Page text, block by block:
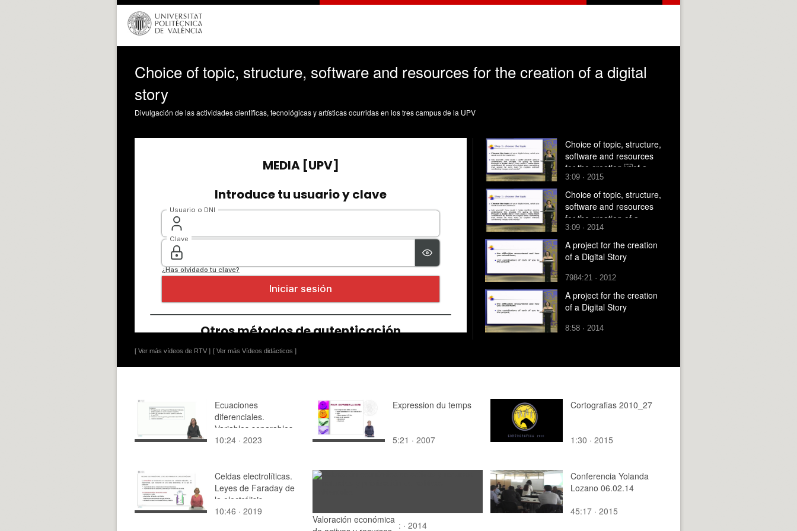
Choice of topic, structure, software and resources for the creation of a digital
story
Divulgación de las actividades científicas, tecnológicas y artísticas ocurridas en los tres campus de la UPV
[ Ver más vídeos de RTV ] [ Ver más Vídeos didácticos ]
Choice of topic, structure,
software and resources
for the creation of a
digital story
3:09 · 2015
Choice of topic, structure,
software and resources
for the creation of a
digital story
3:09 · 2014
A project for the creation
of a Digital Story
7984:21 · 2012
A project for the creation
of a Digital Story
8:58 · 2014
Ecuaciones
diferenciales.
Variables separables
10:24 · 2023
Expression du temps
5:21 · 2007
Cortografias 2010_27
1:30 · 2015
Celdas electrolíticas.
Leyes de Faraday de
la electrólisis
10:46 · 2019
Valoración económica : · 2014
Conferencia Yolanda
Lozano 06.02.14
45:17 · 2015